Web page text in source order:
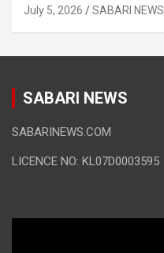
July 5, 2026 SABARI NEWS
SABARI NEWS
SABARINEWS.COM
LICENCE NO: KL07D0003595